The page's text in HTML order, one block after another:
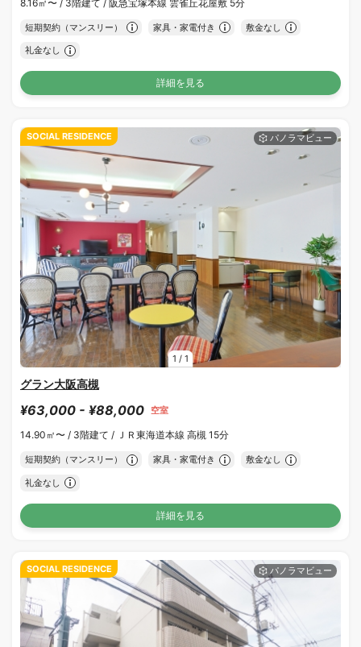
8.16㎡〜 / 3階建て / 阪急宝塚本線 雲雀丘花屋敷 5分
短期契約（マンスリー） 家具・家電付き 敷金なし
礼金なし
詳細を見る
1 / 1
SOCIAL RESIDENCE
グラン大阪高槻
¥63,000 - ¥88,000 空室
14.90㎡〜 / 3階建て / ＪＲ東海道本線 高槻 15分
短期契約（マンスリー） 家具・家電付き 敷金なし
礼金なし
詳細を見る
SOCIAL RESIDENCE